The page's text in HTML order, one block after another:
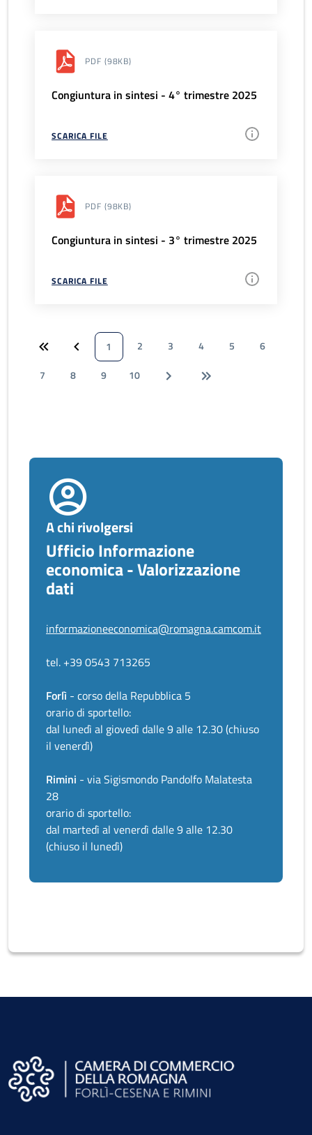
PDF (98KB)
Congiuntura in sintesi - 4° trimestre 2025
SCARICA FILE
PDF (98KB)
Congiuntura in sintesi - 3° trimestre 2025
SCARICA FILE
1 2 3 4 5
6
7
8 9 10
A chi rivolgersi
Ufficio Informazione
economica - Valorizzazione
dati
informazioneeconomica@romagna.camcom.it
tel. +39 0543 713265
Forlì - corso della Repubblica 5
orario di sportello:
dal lunedì al giovedì dalle 9 alle 12.30 (chiuso
il venerdì)
Rimini - via Sigismondo Pandolfo Malatesta
28
orario di sportello:
dal martedì al venerdì dalle 9 alle 12.30
(chiuso il lunedì)